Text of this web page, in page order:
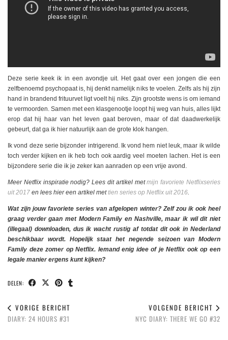
Deze serie keek ik in een avondje uit. Het gaat over een jongen die een
zelfbenoemd psychopaat is, hij denkt namelijk niks te voelen. Zelfs als hij zijn
hand in brandend frituurvet ligt voelt hij niks. Zijn grootste wens is om iemand
te vermoorden. Samen met een klasgenootje loopt hij weg van huis, alles lijkt
erop dat hij haar van het leven gaat beroven, maar of dat daadwerkelijk
gebeurt, dat ga ik hier natuurlijk aan de grote klok hangen.
Ik vond deze serie bijzonder intrigerend. Ik vond hem niet leuk, maar ik wilde
toch verder kijken en ik heb toch ook aardig veel moeten lachen. Het is een
bijzondere serie die ik je zeker kan aanraden op een vrije avond.
Meer Netflix inspiratie nodig? Lees dit artikel metmijn favoriete Netflixseries
uit 2017 en lees hier een artikel mettien series op Netflix uit 2016.
Wat zijn jouw favoriete series van afgelopen winter? Zelf zou ik ook heel
graag verder gaan met Modern Family en Nashville, maar ik wil dit niet
(illegaal) downloaden, dus ik wacht rustig af totdat dit ook in Nederland
beschikbaar wordt. Hopelijk staat het negende seizoen van Modern
Family deze zomer op Netflix. Iemand enig idee of je Netflix ook op een
legale manier ergens kunt kijken?
DELEN:
VORIGE BERICHT
DIARY: 24 HOURS #31
VOLGENDE BERICHT
NYC DIARY: THERE WE GO #32